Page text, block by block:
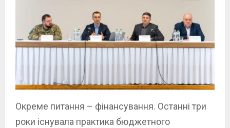
Окреме питання – фінансування. Останні три
роки існувала практика бюджетного